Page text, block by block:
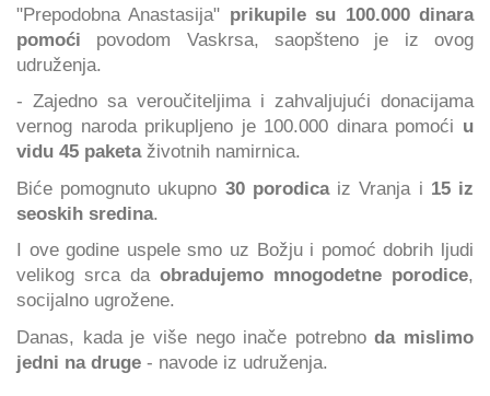
"Prepodobna Anastasija" prikupile su 100.000 dinara
pomoći povodom Vaskrsa, saopšteno je iz ovog
udruženja.
- Zajedno sa veroučiteljima i zahvaljujući donacijama
vernog naroda prikupljeno je 100.000 dinara pomoći u
vidu 45 paketa životnih namirnica.
Biće pomognuto ukupno 30 porodicaiz Vranja i 15 iz
seoskih sredina.
I ove godine uspele smo uz Božju i pomoć dobrih ljudi
velikog srca da obradujemo mnogodetne porodice,
socijalno ugrožene.
Danas, kada je više nego inače potrebnoda mislimo
jedni na druge - navode iz udruženja.